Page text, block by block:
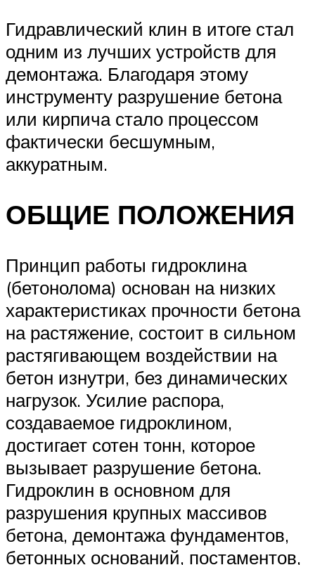
Гидравлический клин в итоге стал
одним из лучших устройств для
демонтажа. Благодаря этому
инструменту разрушение бетона
или кирпича стало процессом
фактически бесшумным,
аккуратным.
ОБЩИЕ ПОЛОЖЕНИЯ
Принцип работы гидроклина
(бетонолома) основан на низких
характеристиках прочности бетона
на растяжение, состоит в сильном
растягивающем воздействии на
бетон изнутри, без динамических
нагрузок. Усилие распора,
создаваемое гидроклином,
достигает сотен тонн, которое
вызывает разрушение бетона.
Гидроклин в основном для
разрушения крупных массивов
бетона, демонтажа фундаментов,
бетонных оснований, постаментов,